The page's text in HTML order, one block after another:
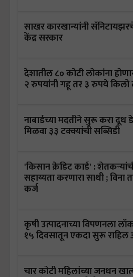
साखर कारखान्यांनी
केंद्र सरकार
देशातील ८० कोटी लोकांना होणार
२ रुपयांनी गहू तर ३ रुपये
नाबार्डच्या मदतीने सुरू करा दूध डेअरी; अन्
मिळवा ३३ टक्क्यांची सब्सिडी
'किसान क्रेडिट कार्ड' :
सहाय्यता करणारा साथी ; विना तारण घ्या १ लाखाचे
कर्ज
कृषी उत्पादनाच्या विपणनला
१५ दिवसातून एकदा सुरू राहिल
चार कोटी महिलांच्या जनधन